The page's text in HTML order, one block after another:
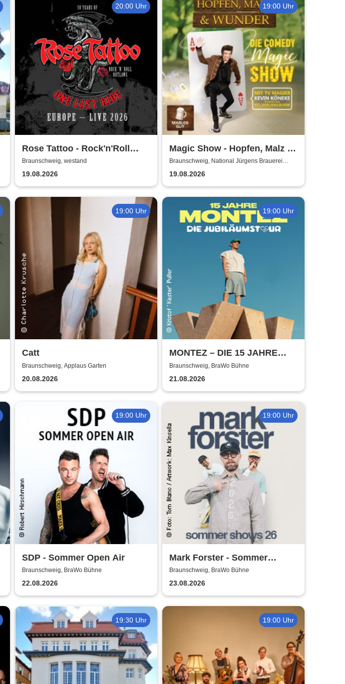
20:00 Uhr
Rose Tattoo - Rock'n'Roll
Outlaws – One Last Ride
Braunschweig, westand
19.08.2026
19:00 Uhr
Magic Show - Hopfen, Malz &
Wunder - Kevin Köneke
Braunschweig, National Jürgens Brauerei
GmbH
19.08.2026
19:00 Uhr
Catt
Braunschweig, Applaus Garten
20.08.2026
19:00 Uhr
MONTEZ – DIE 15 JAHRE
MONTEZ – TOUR
Braunschweig, BraWo Bühne
21.08.2026
19:00 Uhr
SDP - Sommer Open Air
Braunschweig, BraWo Bühne
22.08.2026
19:00 Uhr
Mark Forster - Sommer
Shows 2026
Braunschweig, BraWo Bühne
23.08.2026
19:30 Uhr 19:00 Uhr